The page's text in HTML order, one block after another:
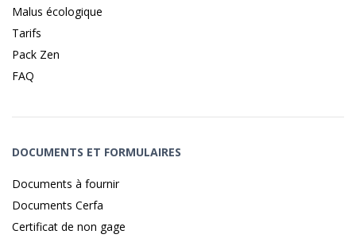
Malus écologique
Tarifs
Pack Zen
FAQ
DOCUMENTS ET FORMULAIRES
Documents à fournir
Documents Cerfa
Certificat de non gage